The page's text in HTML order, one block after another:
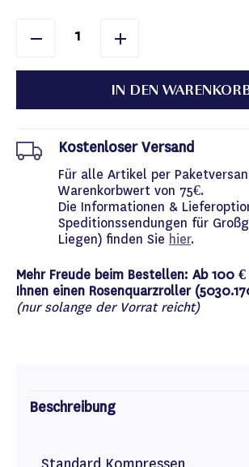
IN DEN
Kostenloser Versand
Für alle Artikel per
Warenkorbwert von 75€.
Die Informationen &
Speditionssendungen für
Liegen) finden Sie hier.
Mehr Freude beim Bestellen: Ab 100
Ihnen einen Rosenquarzroller
(nur solange der Vorrat reicht)
Beschreibung